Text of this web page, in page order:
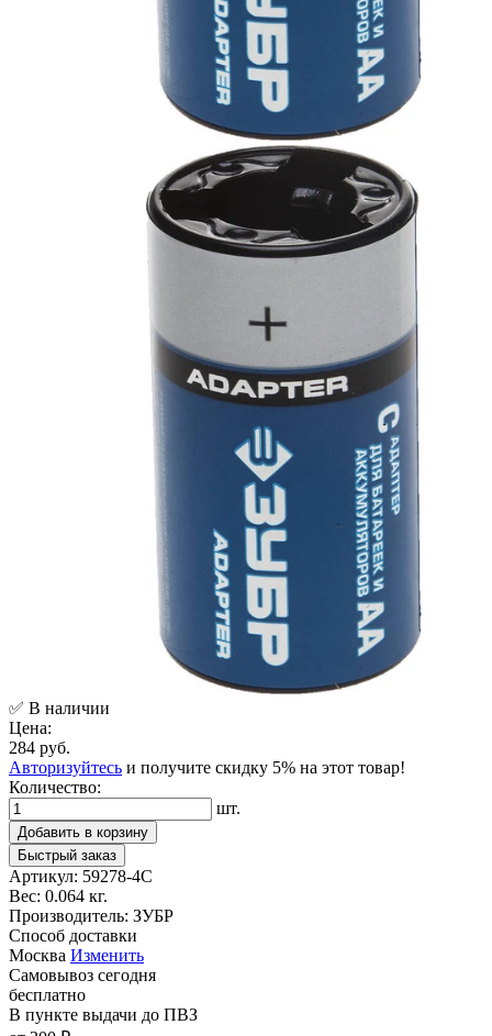
✅ В наличии
Цена:
284 руб.
Авторизуйтесь и получите скидку 5% на этот товар!
Количество:
шт.
Добавить в корзину
Быстрый заказ
Артикул: 59278-4C
Вес: 0.064 кг.
Производитель: ЗУБР
Способ доставки
Москва Изменить
Самовывоз сегодня
бесплатно
В пункте выдачи до ПВЗ